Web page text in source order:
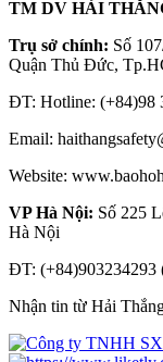
TM DV HẢI
Trụ sở chính: Số
Quận Thủ Đức,
ĐT: Hotline: (+84)98
Email:
Website:
VP Hà Nội: Số 225
Hà Nội
ĐT: (+84)903234293
Nhận tin từ Hải